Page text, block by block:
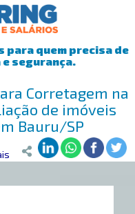
para quem precisa de
segurança.
Corretagem na
de imóveis
Bauru/SP
SP>Corretagem na compra